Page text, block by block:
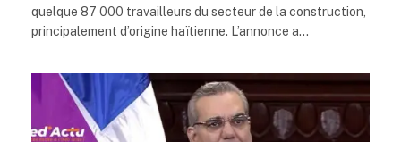
quelque 87 000 travailleurs du secteur de la construction,
principalement d’origine haïtienne. L’annonce a…